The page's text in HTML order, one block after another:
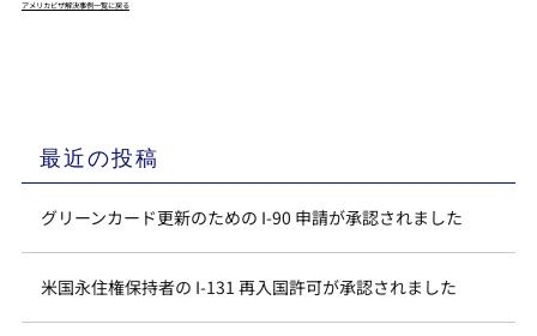
アメリカビザ解決事例一覧に戻る
最近の投稿
グリーンカード更新のための I-90 申請が承認されました
米国永住権保持者の I-131 再入国許可が承認されました